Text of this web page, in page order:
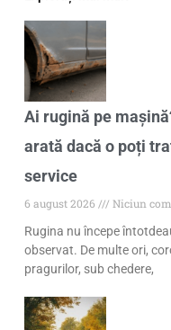
Ai rugină pe
arată dacă o poți
service
6 august 2026
Niciun
Rugina nu începe
observat. De multe ori,
pragurilor, sub chedere,